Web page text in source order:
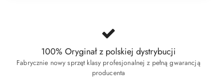
100% Oryginał z polskiej dystrybucji
Fabrycznie nowy sprzęt klasy profesjonalnej z pełną gwarancją
producenta